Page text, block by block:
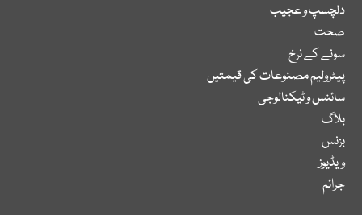
دلچسپ و عجیب
صحت
سونے کے نرخ
پیٹرولیم مصنوعات کی قیمتیں
سائنس و ٹیکنالوجی
بلاگ
بزنس
ویڈیوز
جرائم